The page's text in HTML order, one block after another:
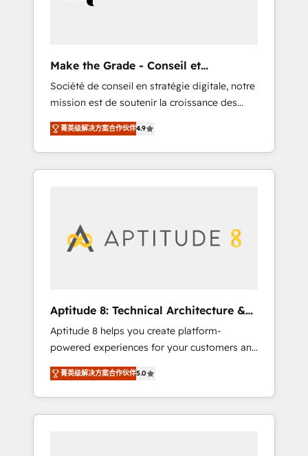
HubSpot aborde chaque projet avec un
objectifs d’entreprise. Grâce à une
méthodologie éprouvée auprès de plus de
400 clients, nous comprenons rapidement
vos enjeux et intégrons parfaitement
HubSpot dans votre organisation. Pour toute
question technique ou besoin de
structuration de votre projet HubSpot,
Make the Grade - Conseil et
intégrateur HubSpot
Société de conseil en stratégie digitale, notre
mission est de soutenir la croissance des
entreprises B2B à travers l’acquisition de
nouveaux clients, l'intégration CRM et le
développement des revenus auprès de vos
comptes existants. En France et à
digitale et des startups florissantes. Nos 3
grandes expertises sont : ➤ L’intégration de
synchronisation API, audit et maintenance) ➤
La création de sites internet de conversion
qui transforment les visiteurs en
opportunités d'affaires ➤ La mise en place
de stratégies d'acquisition marketing (SEO,
SEA, inbound, automatisation marketing,
ABM, IA, emailing) Informations clés : - 10 ans
菁英级解决方案合作伙伴4.9
Aptitude 8: Technical Architecture &
Deployment
Aptitude 8 helps you create platform-
powered experiences for your customers and
teams. We build multi-hub solutions and
orchestrate operations across your entire
tech stack. Aptitude 8 is trusted by top
brands such as Lenovo, Bluetooth,
菁英级解决方案合作伙伴5.0